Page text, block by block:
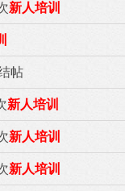
新人培训
帖
新人培训
新人培训
新人培训